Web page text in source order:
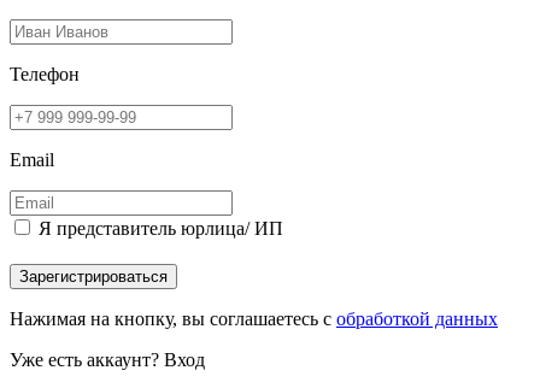
Телефон
Email
Я представитель юрлица/ ИП
Зарегистрироваться
Нажимая на кнопку, вы соглашаетесь с обработкой данных
Уже есть аккаунт? Вход